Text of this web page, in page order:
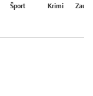
Šport Krimi